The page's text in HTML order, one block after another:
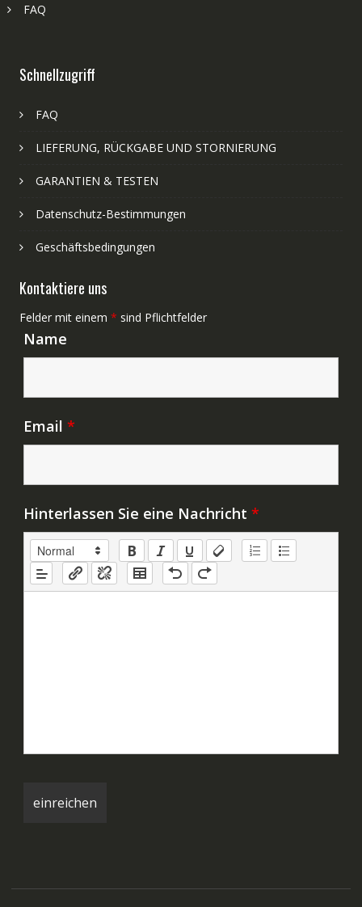
FAQ
Schnellzugriff
FAQ
LIEFERUNG, RÜCKGABE UND STORNIERUNG
GARANTIEN & TESTEN
Datenschutz-Bestimmungen
Geschäftsbedingungen
Kontaktiere uns
Felder mit einem * sind Pflichtfelder
Name
Email *
Hinterlassen Sie eine Nachricht *